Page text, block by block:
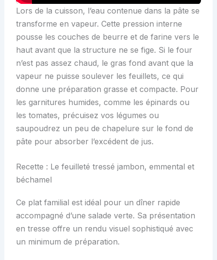
Lors de la cuisson, l’eau contenue dans la pâte se
transforme en vapeur. Cette pression interne
pousse les couches de beurre et de farine vers le
haut avant que la structure ne se fige. Si le four
n’est pas assez chaud, le gras fond avant que la
vapeur ne puisse soulever les feuillets, ce qui
donne une préparation grasse et compacte. Pour
les garnitures humides, comme les épinards ou
les tomates, précuisez vos légumes ou
saupoudrez un peu de chapelure sur le fond de
pâte pour absorber l’excédent de jus.
Recette : Le feuilleté tressé jambon, emmental et
béchamel
Ce plat familial est idéal pour un dîner rapide
accompagné d’une salade verte. Sa présentation
en tresse offre un rendu visuel sophistiqué avec
un minimum de préparation.